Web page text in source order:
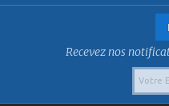
Recevez nos